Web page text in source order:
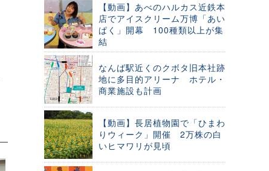
【動画】あべのハルカス近鉄本
店でアイスクリーム万博「あい
ぱく」開幕 100種類以上が集
結
なんば駅近くのクボタ旧本社跡
地に多目的アリーナ ホテル・
商業施設も計画
【動画】長居植物園で「ひまわ
りウィーク」開催 2万株の白
いヒマワリが見頃